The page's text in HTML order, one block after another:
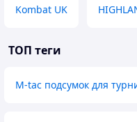
Kombat UK
ТОП теги
M-tac подсумок для